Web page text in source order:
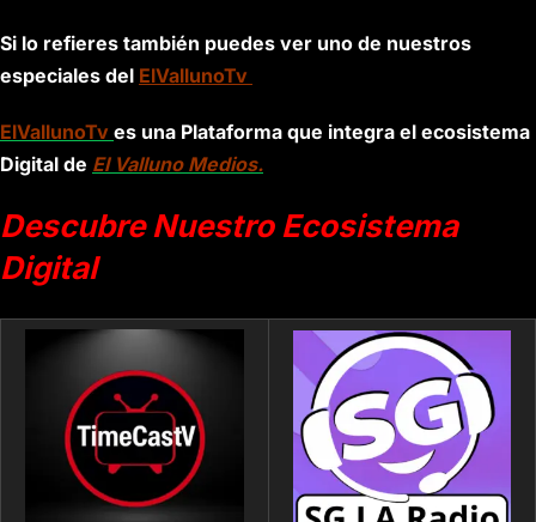
Si lo refieres también puedes ver uno de nuestros
especiales del ElVallunoTv
ElVallunoTv es una Plataforma que integra el ecosistema
Digital de El Valluno Medios.
Descubre Nuestro Ecosistema
Digital